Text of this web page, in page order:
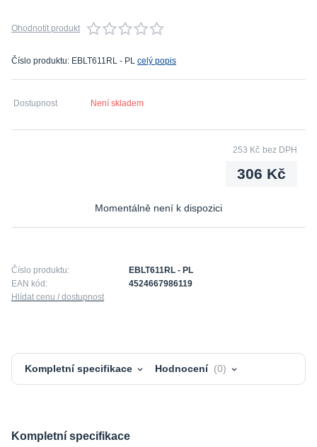
Ohodnotit produkt
Číslo produktu: EBLT611RL - PL celý popis
Dostupnost Není skladem
306 Kč
253 Kč bez DPH
Momentálně není k dispozici
Číslo produktu:
EBLT611RL - PL
EAN kód:
4524667986119
Hlídat cenu / dostupnost
Kompletní specifikace Hodnocení 0
Kompletní specifikace